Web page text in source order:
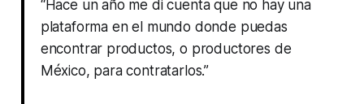
“Hace un año me di cuenta que no hay una
plataforma en el mundo donde puedas
encontrar productos, o productores de
México, para contratarlos.”